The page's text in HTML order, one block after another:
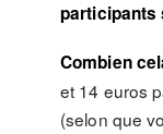
participants
Combien
et 14 euros
(selon que